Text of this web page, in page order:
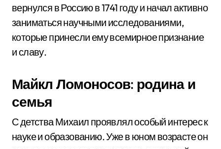
вернулся в Россию в 1741 году и начал активно
заниматься научными исследованиями,
которые принесли ему всемирное признание
и славу.
Майкл Ломоносов: родина и
семья
С детства Михаил проявлял особый интерес к
науке и образованию. Уже в юном возрасте он